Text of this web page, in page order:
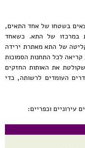
בשטחו של אחד התאים,
במרכזו של התא. כשאחד
של התא מאתרת ירידה
לכל התחנות הסמוכות
את האותות החזקים
העומדים לרשותה, כדי
עירוניים וכפריים: